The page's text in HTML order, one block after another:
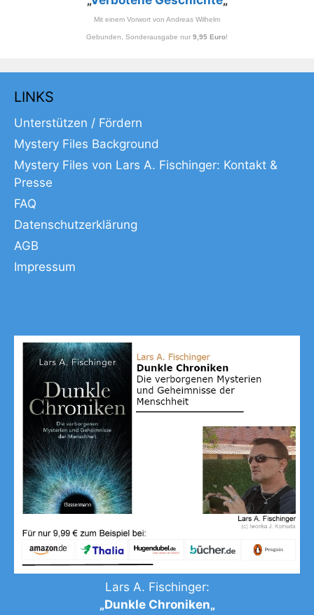
Mit einem Vorwort von Andreas Wilhelm
Gebunden, Sonderausgabe nur 9,95 Euro!
LINKS
Unterstützen / Fördern
Mystery Files Background
Mystery Files von Lars A. Fischinger: Kontakt &
Presse
FAQ
Datenschutzerklärung
AGB
Impressum
Lars A. Fischinger:
„Dunkle Chroniken„